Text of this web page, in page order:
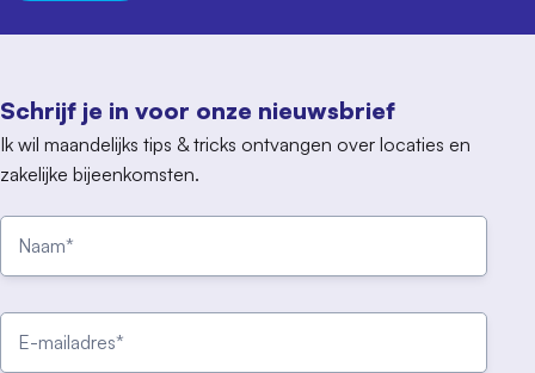
Schrijf je in voor onze nieuwsbrief
Ik wil maandelijks tips & tricks ontvangen over locaties en
zakelijke bijeenkomsten.